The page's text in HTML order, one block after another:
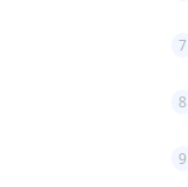
7
8
9